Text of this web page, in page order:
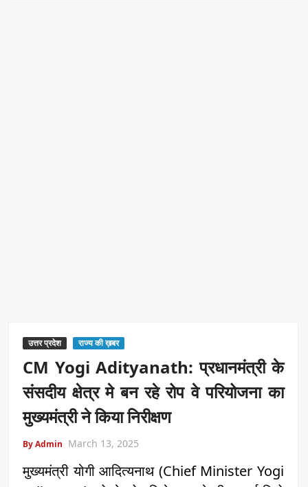
उत्तर प्रदेश राज्य की ख़बर
CM Yogi Adityanath: प्रधानमंत्री के
संसदीय क्षेत्र मे बन रहे रोप वे परियोजना का
मुख्यमंत्री ने किया निरीक्षण
By Admin March 13, 2025
मुख्यमंत्री योगी आदित्यनाथ (Chief Minister Yogi